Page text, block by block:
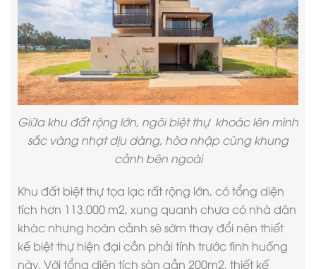
Giữa khu đất rộng lớn, ngôi biệt thự khoác lên mình
sắc vàng nhạt dịu dàng, hòa nhập cùng khung
cảnh bên ngoài
Khu đất biệt thự tọa lạc rất rộng lớn, có tổng diện
tích hơn 113.000 m2, xung quanh chưa có nhà dân
khác nhưng hoàn cảnh sẽ sớm thay đổi nên thiết
kế biệt thự hiện đại cần phải tính trước tình huống
này. Với tổng diện tích sàn gần 200m2, thiết kế